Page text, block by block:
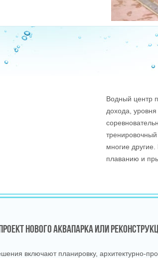
Водный центр
дохода,
многие
плаванию и
НОВОГО АКВАПАРКА ИЛИ
включают планировку,